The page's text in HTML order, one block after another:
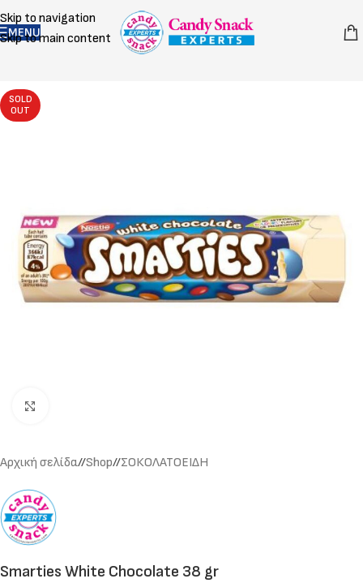
Skip to navigation
Skip to main content
MENU
SOLD
OUT
Αρχική σελίδα/ Shop/ ΣΟΚΟΛΑΤΟΕΙΔΗ
Smarties White Chocolate 38 gr